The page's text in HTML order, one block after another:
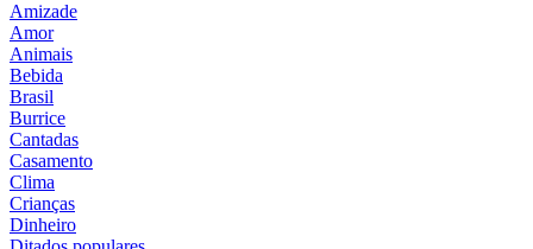
Amizade
Amor
Animais
Bebida
Brasil
Burrice
Cantadas
Casamento
Clima
Crianças
Dinheiro